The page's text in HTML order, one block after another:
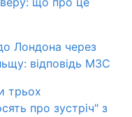
Лондона через
відповідь МЗС
трьох
про зустріч" з